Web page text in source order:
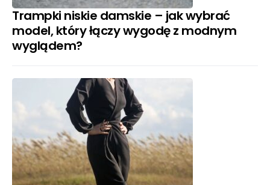
Trampki niskie damskie – jak wybrać
model, który łączy wygodę z modnym
wyglądem?